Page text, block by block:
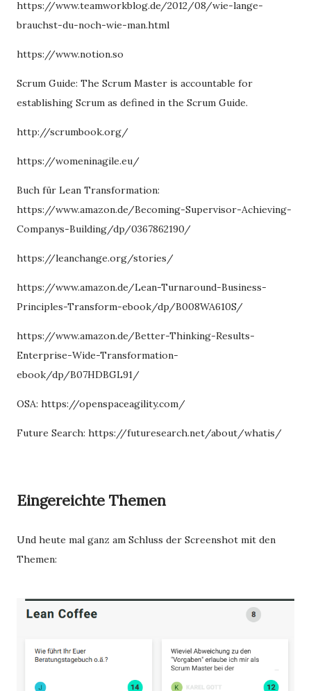
https://www.teamworkblog.de/2012/08/wie-lange-
brauchst-du-noch-wie-man.html
https://www.notion.so
Scrum Guide: The Scrum Master is accountable for
establishing Scrum as defined in the Scrum Guide.
http://scrumbook.org/
https://womeninagile.eu/
Buch für Lean Transformation:
https://www.amazon.de/Becoming-Supervisor-Achieving-
Companys-Building/dp/0367862190/
https://leanchange.org/stories/
https://www.amazon.de/Lean-Turnaround-Business-
Principles-Transform-ebook/dp/B008WA610S/
https://www.amazon.de/Better-Thinking-Results-
Enterprise-Wide-Transformation-
ebook/dp/B07HDBGL91/
OSA: https://openspaceagility.com/
Future Search: https://futuresearch.net/about/whatis/
Eingereichte Themen
Und heute mal ganz am Schluss der Screenshot mit den
Themen: